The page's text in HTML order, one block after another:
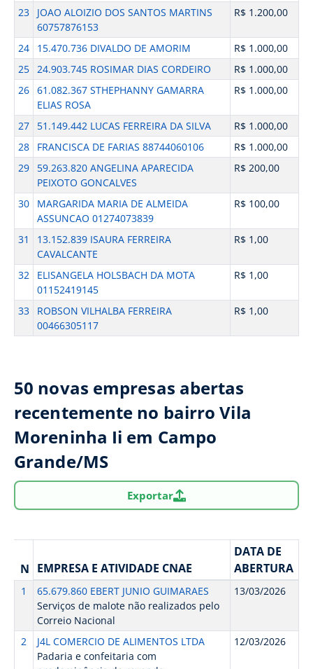
23
JOAO ALOIZIO DOS SANTOS MARTINS
60757876153
R$ 1.200,00
24 15.470.736 DIVALDO DE AMORIM
R$ 1.000,00
25 24.903.745 ROSIMAR DIAS CORDEIRO
R$ 1.000,00
26 61.082.367 STHEPHANNY GAMARRA
ELIAS ROSA
R$ 1.000,00
27 51.149.442 LUCAS FERREIRA DA SILVA
R$ 1.000,00
28
FRANCISCA DE FARIAS 88744060106
R$ 1.000,00
29
59.263.820 ANGELINA APARECIDA
PEIXOTO GONCALVES
R$ 200,00
30
MARGARIDA MARIA DE ALMEIDA
ASSUNCAO 01274073839
R$ 100,00
31
13.152.839 ISAURA FERREIRA
CAVALCANTE
R$ 1,00
32
ELISANGELA HOLSBACH DA MOTA
01152419145
R$ 1,00
33
ROBSON VILHALBA FERREIRA
00466305117
R$ 1,00
50 novas empresas abertas
recentemente no bairro Vila
Moreninha Ii em Campo
Grande/MS
Exportar
N EMPRESA E ATIVIDADE CNAE
DATA DE
ABERTURA
1
65.679.860 EBERT JUNIO GUIMARAES
Serviços de malote não realizados pelo
Correio Nacional
13/03/2026
2
J4L COMERCIO DE ALIMENTOS LTDA
Padaria e confeitaria com
12/03/2026